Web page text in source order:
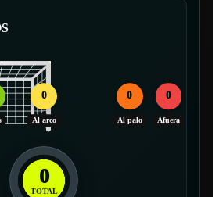
0
Al arco
0
Al palo
0
Afuera
0
TOTAL